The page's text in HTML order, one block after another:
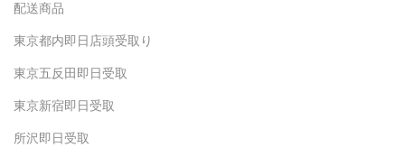
配送商品
東京都内即日店頭受取り
東京五反田即日受取
東京新宿即日受取
所沢即日受取